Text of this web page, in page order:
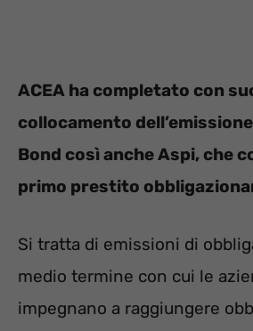
ACEA ha completato con
collocamento
Bond così anche Aspi, che
primo prestito
Si tratta di emissioni di
medio termine con cui le
impegnano a raggiungere